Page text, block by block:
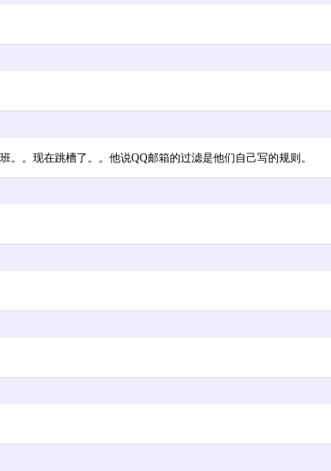
。现在跳槽了。。他说QQ邮箱的过滤是他们自己写的规则。